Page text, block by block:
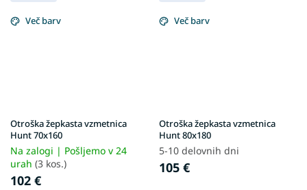
Več barv
Otroška žepkasta vzmetnica
Hunt 70x160
Na zalogi | Pošljemo v 24
urah (3 kos.)
102 €
Več barv
Otroška žepkasta vzmetnica
Hunt 80x180
5-10 delovnih dni
105 €